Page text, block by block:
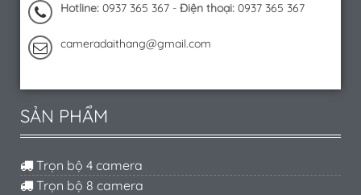
Hotline: 0937 365 367 - Điện thoại: 0937 365 367
cameradaithang@gmail.com
SẢN PHẨM
Trọn bộ 4 camera
Trọn bộ 8 camera